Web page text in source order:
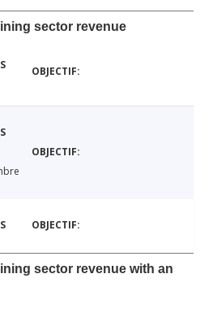
sector revenue
sector revenue with an